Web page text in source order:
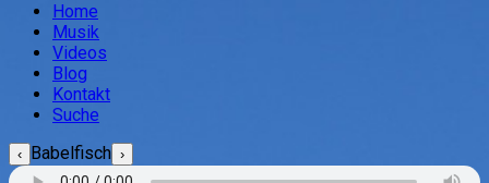
Home
Musik
Videos
Blog
Kontakt
Suche
‹ Babelfisch ›